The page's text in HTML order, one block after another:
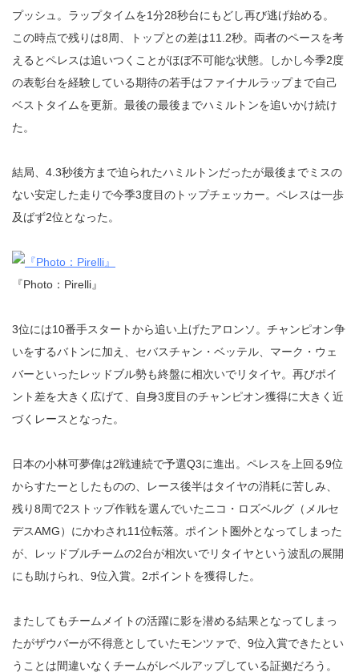
プッシュ。ラップタイムを1分28秒台にもどし再び逃げ始める。
この時点で残りは8周、トップとの差は11.2秒。両者のペースを考
えるとペレスは追いつくことがほぼ不可能な状態。しかし今季2度
の表彰台を経験している期待の若手はファイナルラップまで自己
ベストタイムを更新。最後の最後までハミルトンを追いかけ続け
た。
結局、4.3秒後方まで迫られたハミルトンだったが最後までミスの
ない安定した走りで今季3度目のトップチェッカー。ペレスは一歩
及ばず2位となった。
『Photo：Pirelli』
3位には10番手スタートから追い上げたアロンソ。チャンピオン争
いをするバトンに加え、セバスチャン・ベッテル、マーク・ウェ
バーといったレッドブル勢も終盤に相次いでリタイヤ。再びポイ
ント差を大きく広げて、自身3度目のチャンピオン獲得に大きく近
づくレースとなった。
日本の小林可夢偉は2戦連続で予選Q3に進出。ペレスを上回る9位
からすたーとしたものの、レース後半はタイヤの消耗に苦しみ、
残り8周で2ストップ作戦を選んでいたニコ・ロズベルグ（メルセ
デスAMG）にかわされ11位転落。ポイント圏外となってしまった
が、レッドブルチームの2台が相次いでリタイヤという波乱の展開
にも助けられ、9位入賞。2ポイントを獲得した。
またしてもチームメイトの活躍に影を潜める結果となってしまっ
たがザウバーが不得意としていたモンツァで、9位入賞できたとい
うことは間違いなくチームがレベルアップしている証拠だろう。